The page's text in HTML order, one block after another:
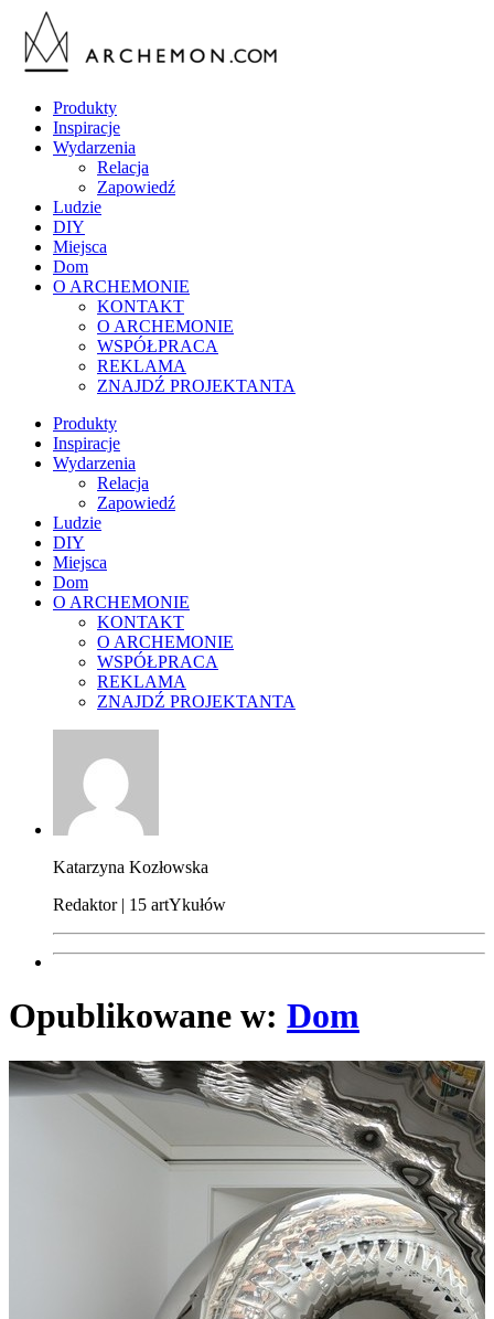
Produkty
Inspiracje
Wydarzenia
Relacja
Zapowiedź
Ludzie
DIY
Miejsca
Dom
O ARCHEMONIE
KONTAKT
O ARCHEMONIE
WSPÓŁPRACA
REKLAMA
ZNAJDŹ PROJEKTANTA
Produkty
Inspiracje
Wydarzenia
Relacja
Zapowiedź
Ludzie
DIY
Miejsca
Dom
O ARCHEMONIE
KONTAKT
O ARCHEMONIE
WSPÓŁPRACA
REKLAMA
ZNAJDŹ PROJEKTANTA
Katarzyna Kozłowska
Redaktor | 15 artYkułów
Opublikowane w: Dom